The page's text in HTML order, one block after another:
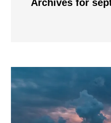
Archives for